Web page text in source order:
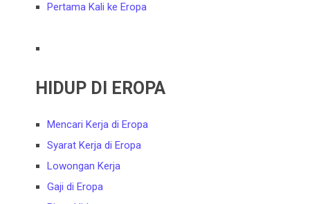
Pertama Kali ke Eropa
HIDUP DI EROPA
Mencari Kerja di Eropa
Syarat Kerja di Eropa
Lowongan Kerja
Gaji di Eropa